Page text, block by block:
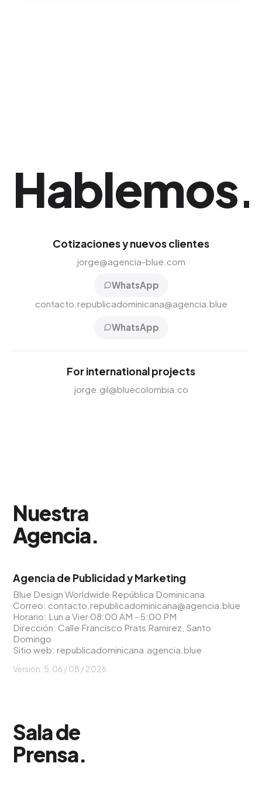
Hablemos.
Cotizaciones y nuevos clientes
jorge@agencia-blue.com
WhatsApp
contacto.republicadominicana@agencia.blue
WhatsApp
For international projects
jorge.gil@bluecolombia.co
Nuestra
Agencia.
Agencia de Publicidad y Marketing
Blue Design Worldwide República Dominicana
Correo: contacto.republicadominicana@agencia.blue
Horario: Lun a Vier 08:00 AM - 5:00 PM
Dirección: Calle Francisco Prats Ramirez, Santo
Domingo
Sitio web:republicadominicana.agencia.blue
Versión: 5, 06 / 08 / 2026
Sala de
Prensa.